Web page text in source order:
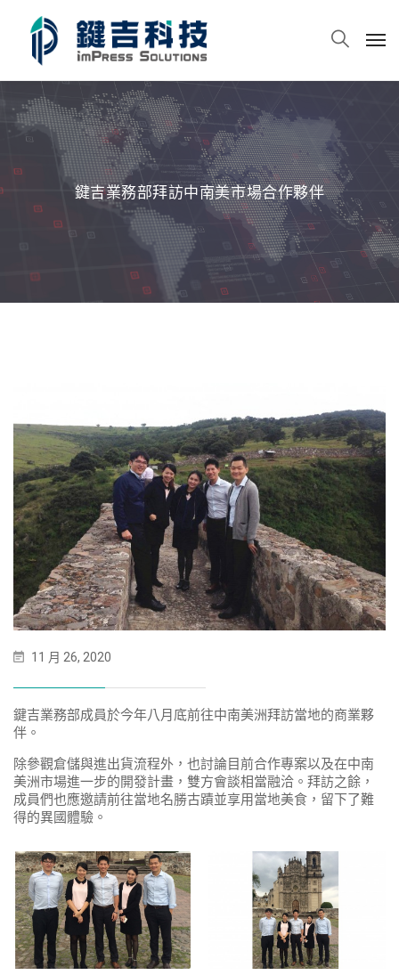
鍵吉業務部拜訪中南美市場合作夥伴
11 月 26, 2020
鍵吉業務部成員於今年八月底前往中南美洲拜訪當地的商業夥
伴。
除參觀倉儲與進出貨流程外，也討論目前合作專案以及在中南
美洲市場進一步的開發計畫，雙方會談相當融洽。拜訪之餘，
成員們也應邀請前往當地名勝古蹟並享用當地美食，留下了難
得的異國體驗。